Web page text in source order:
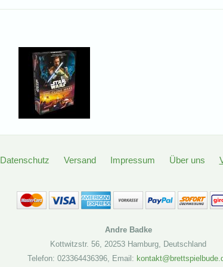
Datenschutz Versand Impressum Über uns
Andre Badke
Kottwitzstr. 56, 20253 Hamburg, Deutschland
Telefon: 023364436396, Email: